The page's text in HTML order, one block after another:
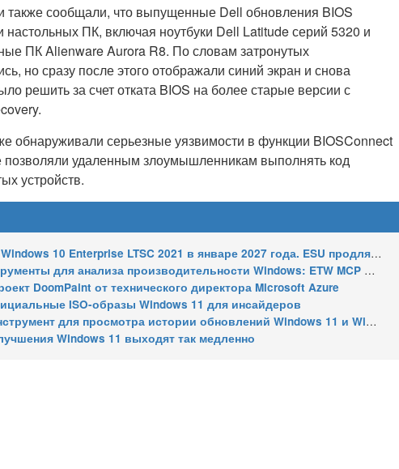
также сообщали, что выпущенные Dell обновления BIOS
настольных ПК, включая ноутбуки Dell Latitude серий 5320 и
ПК Alienware Aurora R8. По словам затронутых
но сразу после этого отображали синий экран и снова
решить за счет отката BIOS на более старые версии с
обнаруживали серьезные уязвимости в функции BIOSConnect
позволяли удаленным злоумышленникам выполнять код
устройств.
LTSC 2021 в январе 2027 года. ESU продлят обновления до января 2030 года
для анализа производительности Windows: ETW MCP и WPA MCP
DoomPaint от технического директора Microsoft Azure
ISO-образы Windows 11 для инсайдеров
просмотра истории обновлений Windows 11 и Windows 10 получил улучшения
Windows 11 выходят так медленно